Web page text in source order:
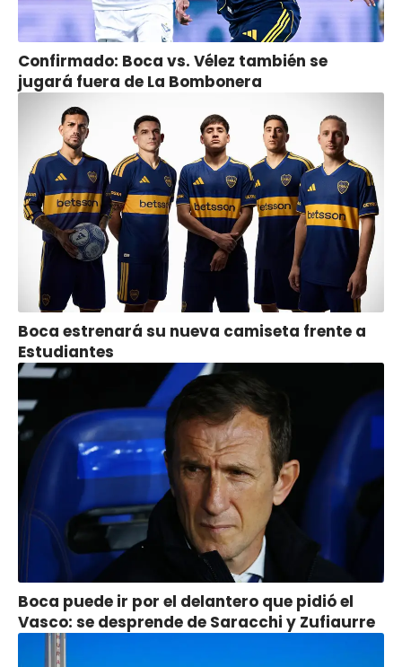
Confirmado: Boca vs. Vélez también se
jugará fuera de La Bombonera
Boca estrenará su nueva camiseta frente a
Estudiantes
Boca puede ir por el delantero que pidió el
Vasco: se desprende de Saracchi y Zufiaurre